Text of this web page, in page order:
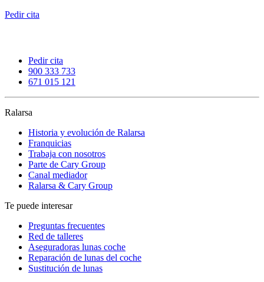
Pedir cita
Pedir cita
900 333 733
671 015 121
Ralarsa
Historia y evolución de Ralarsa
Franquicias
Trabaja con nosotros
Parte de Cary Group
Canal mediador
Ralarsa & Cary Group
Te puede interesar
Preguntas frecuentes
Red de talleres
Aseguradoras lunas coche
Reparación de lunas del coche
Sustitución de lunas